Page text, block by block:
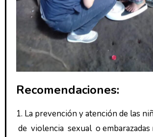
Recomendaciones:
1. La prevención y atención de las
de violencia sexual o